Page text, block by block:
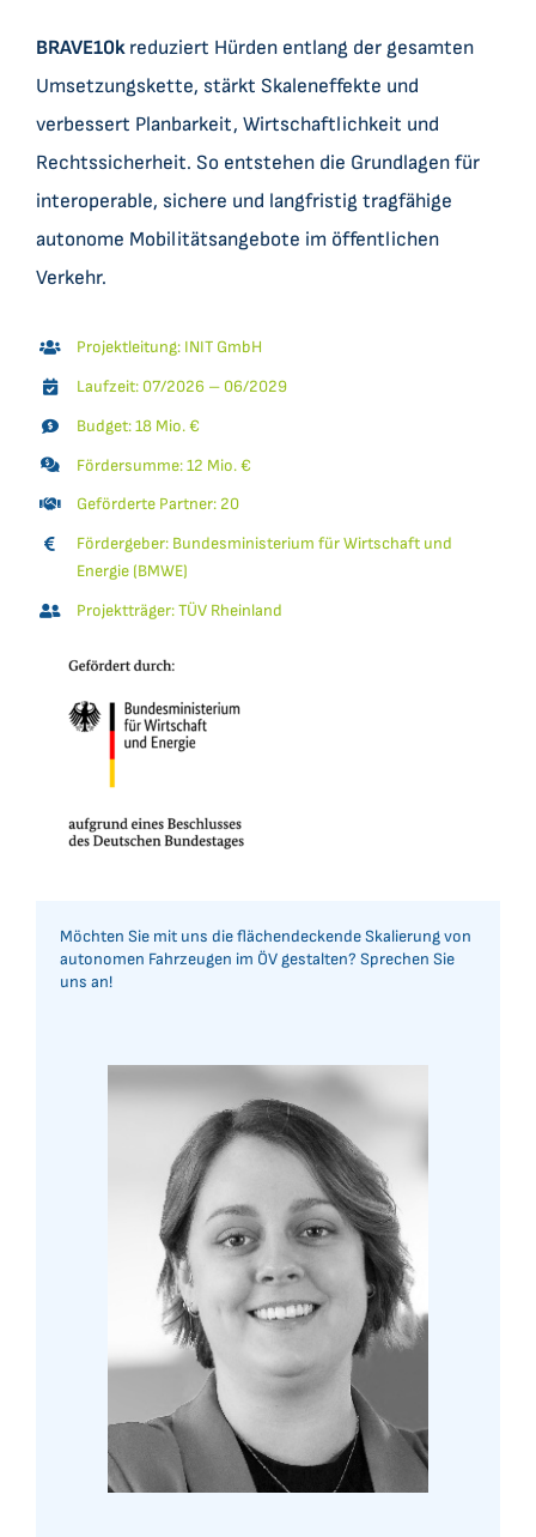
BRAVE10k reduziert Hürden entlang der gesamten
Umsetzungskette, stärkt Skaleneffekte und
verbessert Planbarkeit, Wirtschaftlichkeit und
Rechtssicherheit. So entstehen die Grundlagen für
interoperable, sichere und langfristig tragfähige
autonome Mobilitätsangebote im öffentlichen
Verkehr.
Projektleitung: INIT GmbH
Laufzeit: 07/2026 – 06/2029
Budget: 18 Mio. €
Fördersumme: 12 Mio. €
Geförderte Partner: 20
Fördergeber: Bundesministerium für Wirtschaft und
Energie(BMWE)
Projektträger: TÜV Rheinland
Möchten Sie mit uns die flächendeckende Skalierung von
autonomen Fahrzeugen im ÖV gestalten? Sprechen Sie
uns an!